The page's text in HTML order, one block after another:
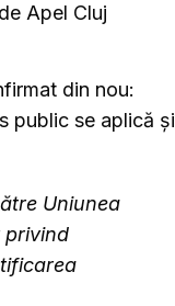
Apel Cluj
din nou:
public se aplică și
Uniunea
privind